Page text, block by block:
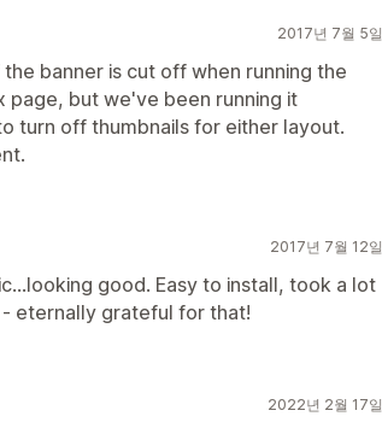
2017년 7월 5일
banner is cut off when running the
but we've been running it
turn off thumbnails for either layout.
2017년 7월 12일
good. Easy to install, took a lot
eternally grateful for that!
2022년 2월 17일